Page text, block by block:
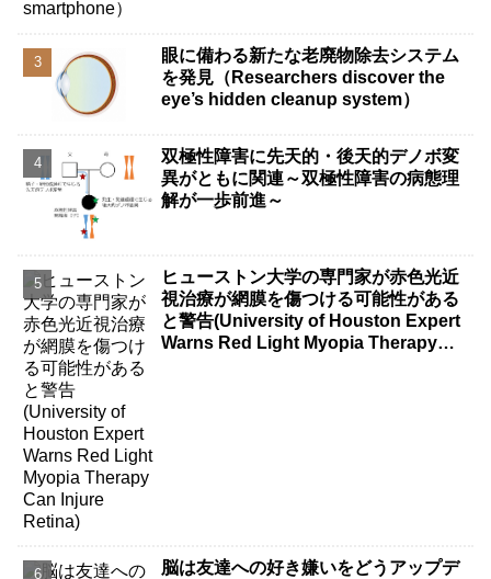
眼に備わる新たな老廃物除去システム
を発見（Researchers discover the
eye’s hidden cleanup system）
双極性障害に先天的・後天的デノボ変
異がともに関連～双極性障害の病態理
解が一歩前進～
ヒューストン大学の専門家が赤色光近
視治療が網膜を傷つける可能性がある
と警告(University of Houston Expert
Warns Red Light Myopia Therapy
脳は友達への好き嫌いをどうアップデ